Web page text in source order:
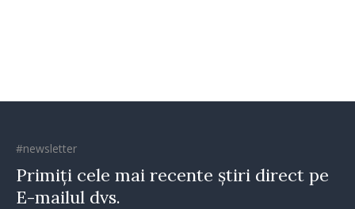
#newsletter
Primiți cele mai recente știri direct pe
E-mailul dvs.